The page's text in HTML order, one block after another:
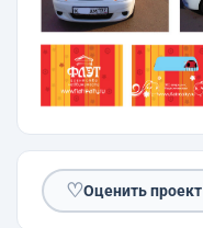
♡Оценить проект